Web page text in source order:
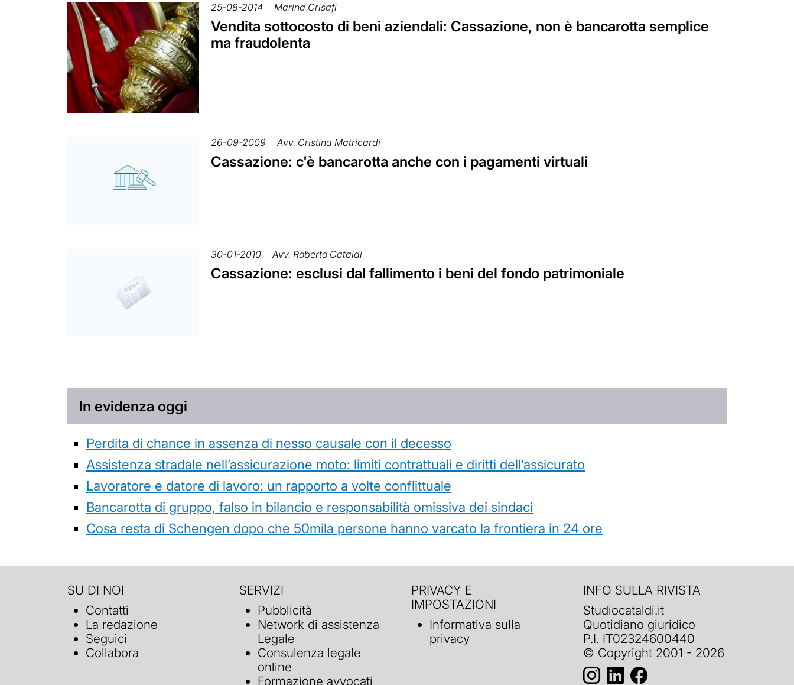
25-08-2014 Marina Crisafi
Vendita sottocosto di beni aziendali: Cassazione, non è bancarotta semplice
ma fraudolenta
26-09-2009 Avv. Cristina Matricardi
Cassazione: c'è bancarotta anche con i pagamenti virtuali
30-01-2010 Avv. Roberto Cataldi
Cassazione: esclusi dal fallimento i beni del fondo patrimoniale
In evidenza oggi
Perdita di chance in assenza di nesso causale con il decesso
Assistenza stradale nell’assicurazione moto: limiti contrattuali e diritti dell’assicurato
Lavoratore e datore di lavoro: un rapporto a volte conflittuale
Bancarotta di gruppo, falso in bilancio e responsabilità omissiva dei sindaci
Cosa resta di Schengen dopo che 50mila persone hanno varcato la frontiera in 24 ore
SU DI NOI
Contatti
La redazione
Seguici
Collabora
SERVIZI
Pubblicità
Network di assistenza
Legale
Consulenza legale
online
Formazione avvocati
PRIVACY E
IMPOSTAZIONI
Informativa sulla
privacy
INFO SULLA RIVISTA
Studiocataldi.it
Quotidiano giuridico
P.I. IT02324600440
© Copyright 2001 - 2026